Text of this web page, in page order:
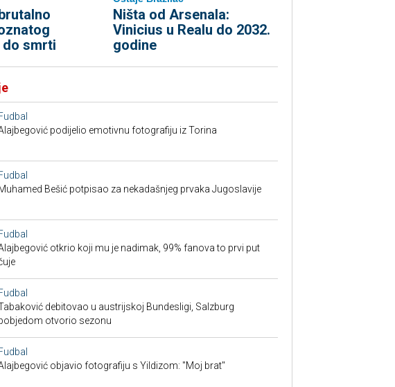
smrti
Ništa od Arsenala:
Vinicius u Realu do 2032.
godine
podijelio emotivnu fotografiju iz Torina
Bešić potpisao za nekadašnjeg prvaka Jugoslavije
otkrio koji mu je nadimak, 99% fanova to prvi put
debitovao u austrijskoj Bundesligi, Salzburg
otvorio sezonu
objavio fotografiju s Yildizom: "Moj brat"